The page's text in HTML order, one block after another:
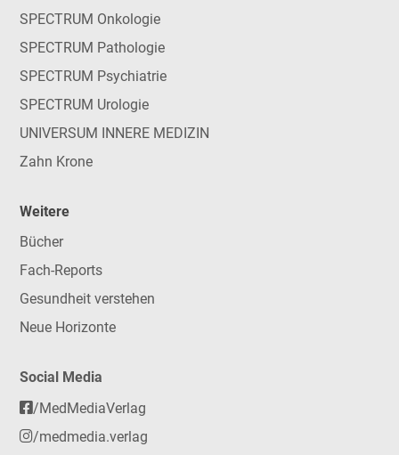
SPECTRUM Onkologie
SPECTRUM Pathologie
SPECTRUM Psychiatrie
SPECTRUM Urologie
UNIVERSUM INNERE MEDIZIN
Zahn Krone
Weitere
Bücher
Fach-Reports
Gesundheit verstehen
Neue Horizonte
Social Media
/MedMediaVerlag
/medmedia.verlag